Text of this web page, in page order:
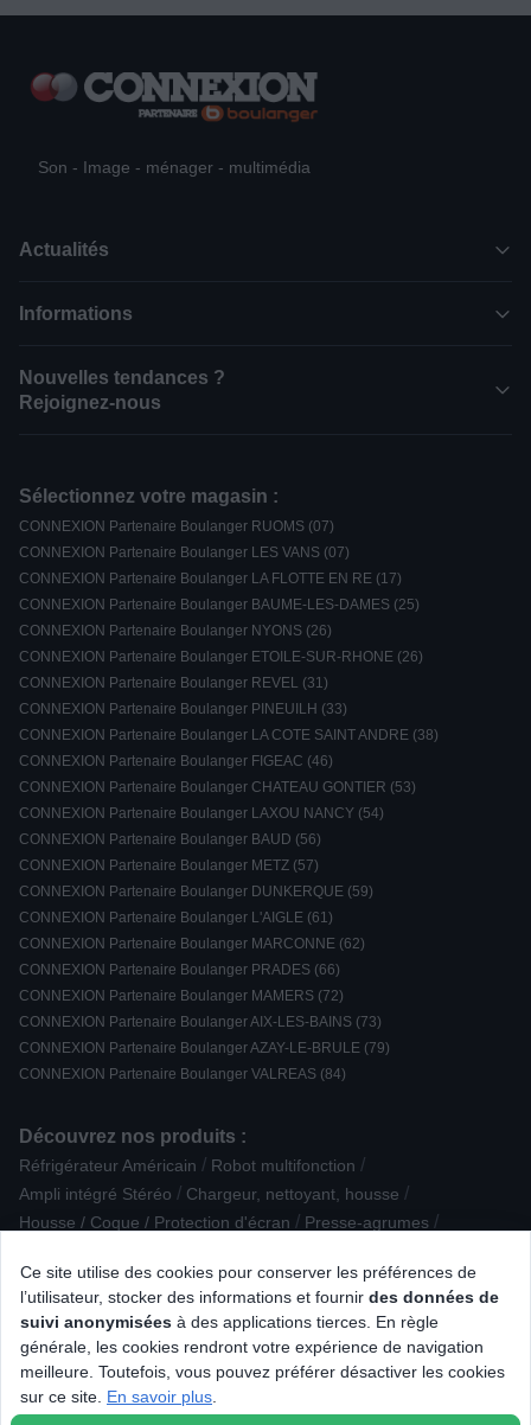
Ce site utilise des cookies pour conserver les préférences de
l’utilisateur, stocker des informations et fournir des données de
suivi anonymisées à des applications tierces. En règle
générale, les cookies rendront votre expérience de navigation
meilleure. Toutefois, vous pouvez préférer désactiver les cookies
sur ce site. En savoir plus
Son - Image - ménager - multimédia
Actualités
Informations
Nouvelles tendances ?
Rejoignez-nous
Sélectionnez votre magasin :
CONNEXION Partenaire Boulanger RUOMS (07)
CONNEXION Partenaire Boulanger LES VANS (07)
CONNEXION Partenaire Boulanger LA FLOTTE EN RE (17)
CONNEXION Partenaire Boulanger BAUME-LES-DAMES (25)
CONNEXION Partenaire Boulanger NYONS (26)
CONNEXION Partenaire Boulanger ETOILE-SUR-RHONE (26)
CONNEXION Partenaire Boulanger REVEL (31)
CONNEXION Partenaire Boulanger PINEUILH (33)
CONNEXION Partenaire Boulanger LA COTE SAINT ANDRE (38)
CONNEXION Partenaire Boulanger FIGEAC (46)
CONNEXION Partenaire Boulanger CHATEAU GONTIER (53)
CONNEXION Partenaire Boulanger LAXOU NANCY (54)
CONNEXION Partenaire Boulanger BAUD (56)
CONNEXION Partenaire Boulanger METZ (57)
CONNEXION Partenaire Boulanger DUNKERQUE (59)
CONNEXION Partenaire Boulanger L'AIGLE (61)
CONNEXION Partenaire Boulanger MARCONNE (62)
CONNEXION Partenaire Boulanger PRADES (66)
CONNEXION Partenaire Boulanger MAMERS (72)
CONNEXION Partenaire Boulanger AIX-LES-BAINS (73)
CONNEXION Partenaire Boulanger AZAY-LE-BRULE (79)
CONNEXION Partenaire Boulanger VALREAS (84)
Découvrez nos produits :
Réfrigérateur Américain / Robot multifonction /
Ampli intégré Stéréo / Chargeur, nettoyant, housse /
Housse / Coque / Protection d'écran / Presse-agrumes /
Support audio/vidéo /
Trancheuse / couteau électrique / ouvre-boîte / Aspirateur balai
Drone Connectique multimedia Humidificateur
Casque filaire Intra-auriculaire Extracteur de jus /
Smartphone Android Nettoyeur vapeur
Antenne TV / Radio / Centrifugeuse / Appareil photo reflex